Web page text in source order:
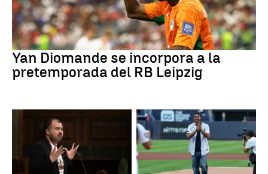
Fútbol
Yan Diomande se incorpora a la
pretemporada del RB Leipzig
MLB